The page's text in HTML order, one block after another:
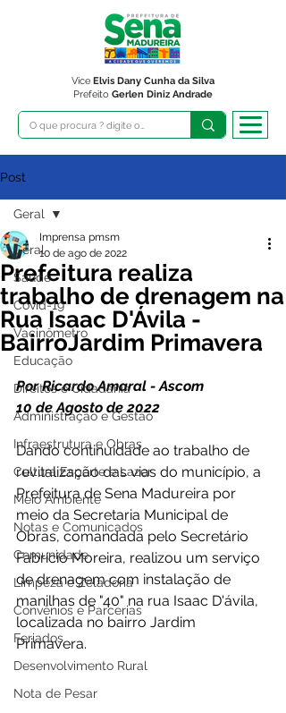
Prefeito Gerlen Diniz Andrade
Vice Elvis Dany Cunha da Silva
Post
Geral
Saúde
Covid-19
Vacinômetro
Educação
Direitos e Cidadania
Administração e Gestão
Infraestrutura e Obras
Cultura Esporte e Lazer
Meio Ambiente
Notas e Comunicados
Comunidade
Limpeza e Zeladoria
Convênios e Parcerias
Feriados
Desenvolvimento Rural
Nota de Pesar
Geral
Prefeitura realiza
trabalho de drenagem na
Rua Isaac D'Ávila -
BairroJardim Primavera
Imprensa pmsm
10 de ago de 2022
Por Ricardo Amaral - Ascom
10 de Agosto de 2022
Dando continuidade ao trabalho de
revitalização das vias do município, a
Prefeitura de Sena Madureira por
meio da Secretaria Municipal de
Obras, comandada pelo Secretário
Fabrício Moreira, realizou um serviço
de drenagem com instalação de
manilhas de "40" na rua Isaac D'ávila,
localizada no bairro Jardim
Primavera.